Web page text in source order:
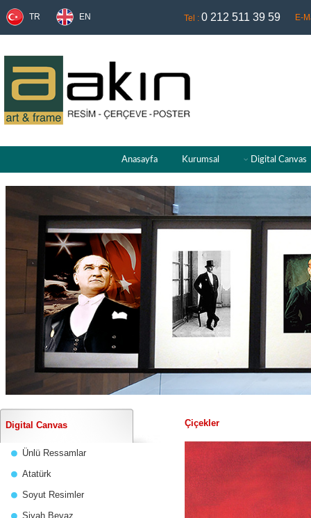
TR EN Tel : 0 212 511 39 59 E-
Anasayfa Kurumsal Digital Canvas
Digital Canvas
Ünlü Ressamlar
Atatürk
Soyut Resimler
Siyah Beyaz
Çiçekler